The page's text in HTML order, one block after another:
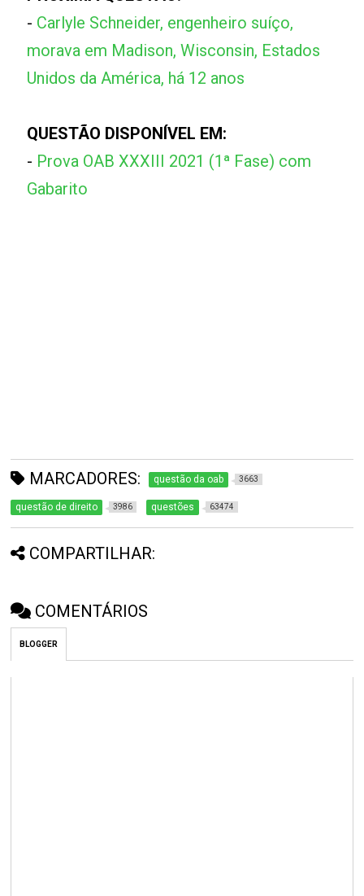
- Carlyle Schneider, engenheiro suíço,
morava em Madison, Wisconsin, Estados
Unidos da América, há 12 anos
QUESTÃO DISPONÍVEL EM:
- Prova OAB XXXIII 2021 (1ª Fase) com
Gabarito
MARCADORES: questão da oab 3663
questão de direito 3986 questões 63474
COMPARTILHAR:
COMENTÁRIOS
BLOGGER